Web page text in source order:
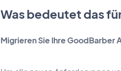
Was bedeutet das
Migrieren Sie Ihre GoodBarber